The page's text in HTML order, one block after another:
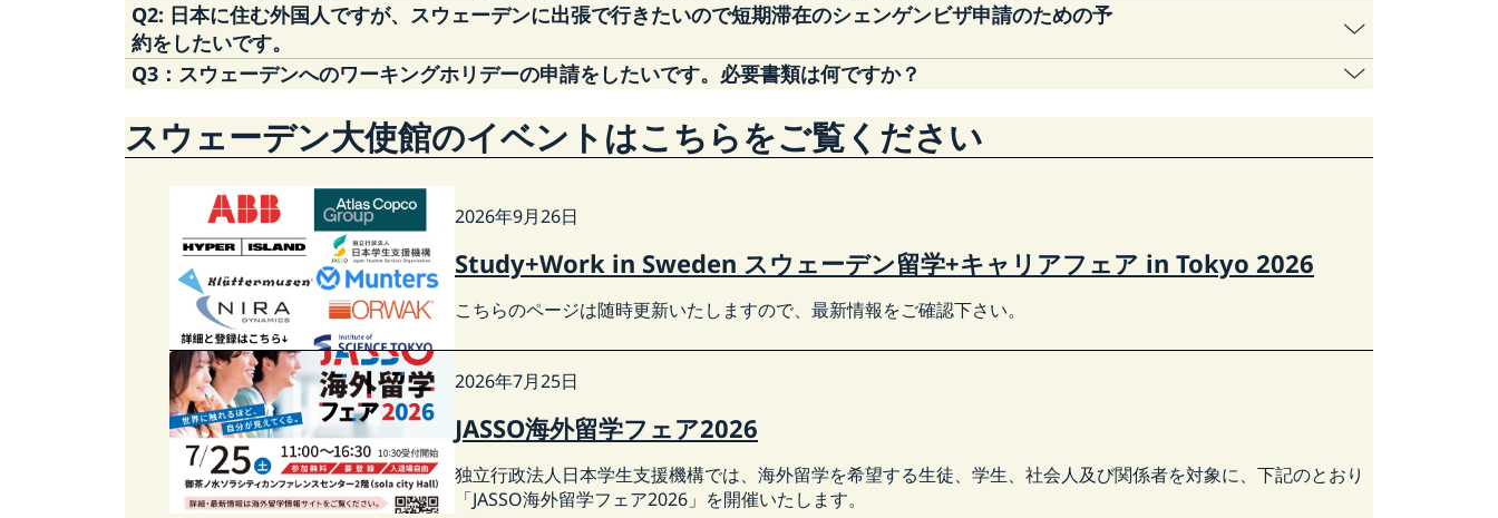
A1：査証免除（Visa-free）である日本国籍者に該当する必要書類（スウェーデンから入国する場合）については、以下スウェーデン国境
警察のリンクをお読みください。
Q2: 日本に住む外国人ですが、スウェーデンに出張で行きたいので短期滞在のシェンゲンビザ申請のための予
約をしたいです。
A2: スウェーデンのシェンゲンビザ（短期滞在）について、日本国内では2024年3月より、全てVFS Global (Tokyo)にて申請（予約・問合
せを含む）を受付けております。詳しくは以下のリンクをご参照下さい。
Applying for a visa as temporary visitor - Sweden Abroad
Q3：スウェーデンへのワーキングホリデーの申請をしたいです。必要書類は何ですか？
A3：本国のスウェーデン移民庁Webサイトからオンライン申請となりますので、以下のページをご参照ください。
スウェーデン大使館のイベントはこちらをご覧ください
2026年9月26日
Study+Work in Sweden スウェーデン留学+キャリアフェア in Tokyo 2026
こちらのページは随時更新いたしますので、最新情報をご確認下さい。
2026年7月25日
JASSO海外留学フェア2026
独立行政法人日本学生支援機構では、海外留学を希望する生徒、学生、社会人及び関係者を対象に、下記のとおり
「JASSO海外留学フェア2026」を開催いたします。